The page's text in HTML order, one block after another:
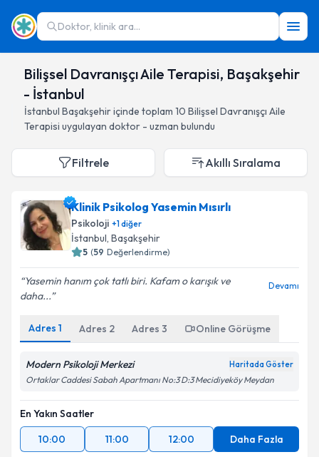
Doktor, klinik ara...
Bilişsel Davranışçı Aile Terapisi, Başakşehir
- İstanbul
İstanbul Başakşehiriçinde toplam 10 Bilişsel Davranışçı Aile
Terapisi uygulayan doktor - uzman bulundu
Filtrele Akıllı Sıralama
Klinik Psikolog Yasemin Mısırlı
Psikoloji +1diğer
İstanbul, Başakşehir
5 (59 Değerlendirme)
Yasemin hanım çok tatlı biri. Kafam o karışık ve
daha...
Devamı
Adres 1 Adres 2 Adres 3 Online Görüşme
Modern Psikoloji Merkezi Haritada Göster
Ortaklar Caddesi Sabah Apartmanı No:3 D:3 Mecidiyeköy Meydan
En Yakın Saatler
10:00
11:00 12:00 Daha Fazla